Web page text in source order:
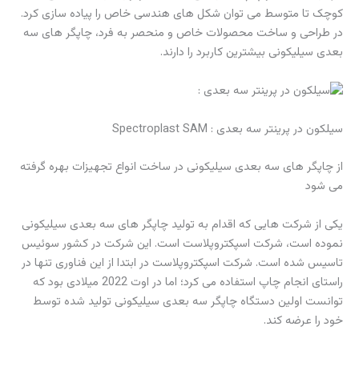
کوچک تا متوسط می توان شکل های هندسی خاص را پیاده سازی کرد.
در طراحی و ساخت محصولات خاص و منحصر به فرد، چاپگر های سه
بعدی سیلیکونی بیشترین کاربرد را دارند.
سیلکون در پرینتر سه بعدی : Spectroplast SAM
از چاپگر های سه بعدی سیلیکونی در ساخت انواع تجهیزات بهره گرفته
می شود
یکی از شرکت هایی که اقدام به تولید چاپگر های سه بعدی سیلیکونی
نموده است، شرکت اسپکتروپلاست است. این شرکت در کشور سوئیس
تاسیس شده است. شرکت اسپکتروپلاست در ابتدا از این فناوری تنها در
راستای انجام چاپ استفاده می کرد؛ اما در اوت 2022 میلادی بود که
توانست اولین دستگاه چاپگر سه بعدی سیلیکونی تولید شده توسط
خود را عرضه کند.